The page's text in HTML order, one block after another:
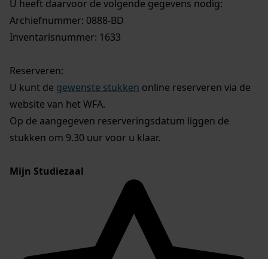
U heeft daarvoor de volgende gegevens nodig:
Archiefnummer: 0888-BD
Inventarisnummer: 1633
Reserveren:
U kunt de gewenste stukken online reserveren via de
website van het WFA.
Op de aangegeven reserveringsdatum liggen de
stukken om 9.30 uur voor u klaar.
Mijn Studiezaal